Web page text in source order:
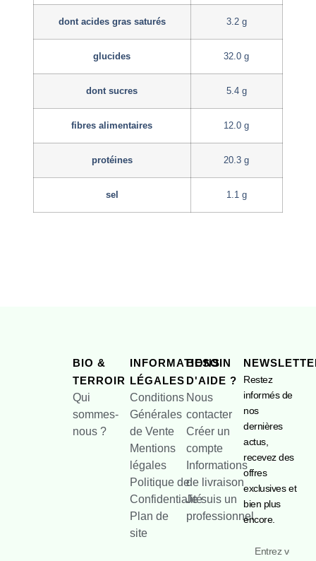
dont acides gras saturés 3.2 g
glucides 32.0 g
dont sucres 5.4 g
fibres alimentaires 12.0 g
protéines 20.3 g
sel 1.1 g
BIO &
TERROIR
Qui
sommes-
nous ?
INFORMATIONS
LÉGALES
Conditions
Générales
de Vente
Mentions
légales
Politique de
Confidentialité
Plan de
site
BESOIN
D'AIDE ?
Nous
contacter
Créer un
compte
Informations
de livraison
Je suis un
professionnel
Restez
informés de
nos
dernières
actus,
recevez des
offres
exclusives et
bien plus
encore.